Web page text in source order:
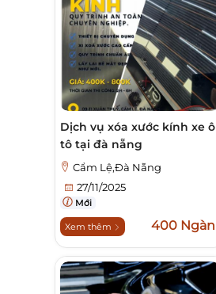
Dịch vụ xóa xước kính xe ô
tô tại đà nẵng
Cẩm Lệ,Đà Nẵng
27/11/2025
Mới
Xem thêm 400 Ngàn